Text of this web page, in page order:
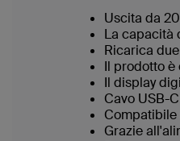
Uscita da
La capacità
Ricarica
Il prodotto è
Il display
Cavo USB-
Compatibile
Grazie